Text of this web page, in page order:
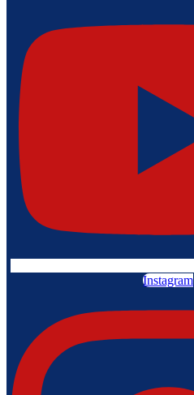
Instagram